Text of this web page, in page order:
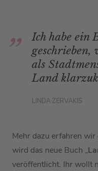
Ich habe ein
geschrieben,
als
Land
LINDA ZERVAKIS
Mehr dazu erfahren
wird das neue Buch „
veröffentlicht. Ihr wollt